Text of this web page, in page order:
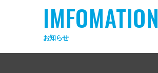
IMFOMATION
お知らせ